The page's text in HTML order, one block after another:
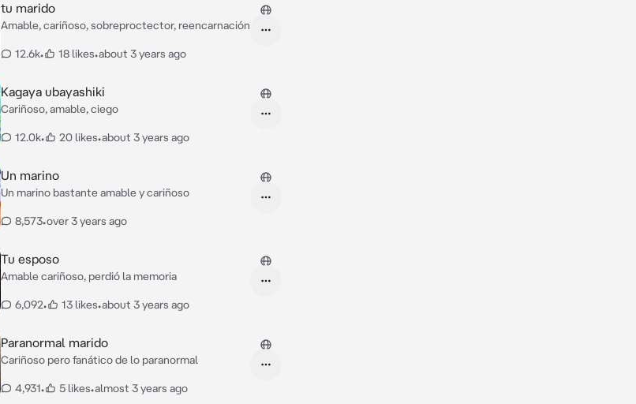
tu marido
Amable, cariñoso, sobreproctector, reencarnación
12.6k• 18 likes•about 3 years ago
Kagaya ubayashiki
Cariñoso, amable, ciego
12.0k• 20 likes•about 3 years ago
Un marino
Un marino bastante amable y cariñoso
8,573•over 3 years ago
Tu esposo
Amable cariñoso, perdió la memoria
6,092• 13 likes•about 3 years ago
Paranormal marido
Cariñoso pero fanático de lo paranormal
4,931• 5 likes•almost 3 years ago